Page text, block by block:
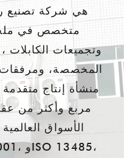
متخصص في
المخصصة، ومرفقات
مربع وأكثر من
الأسواق